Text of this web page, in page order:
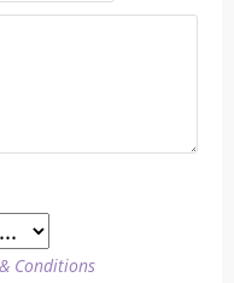
Conditions